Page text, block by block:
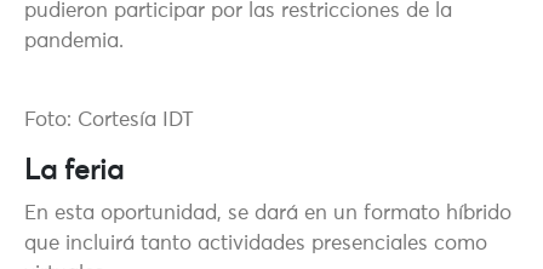
pudieron participar por las restricciones de la
pandemia.
Foto: Cortesía IDT
La feria
En esta oportunidad, se dará en un formato híbrido
que incluirá tanto actividades presenciales como